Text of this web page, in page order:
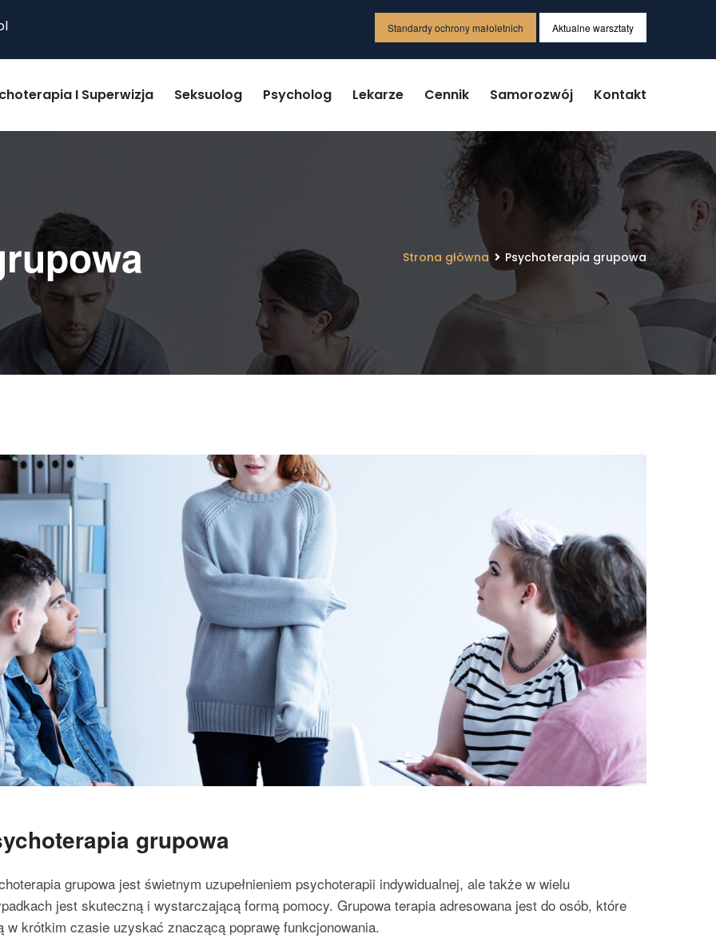
Standardy ochrony małoletnich Aktualne warsztaty
I Superwizja Seksuolog Psycholog Lekarze Cennik Samorozwój Kontakt
Strona główna Psychoterapia grupowa
grupowa
grupowa jest świetnym uzupełnieniem psychoterapii indywidualnej, ale także w wielu
jest skuteczną i wystarczającą formą pomocy. Grupowa terapia adresowana jest do osób, które
w krótkim czasie uzyskać znaczącą poprawę funkcjonowania.